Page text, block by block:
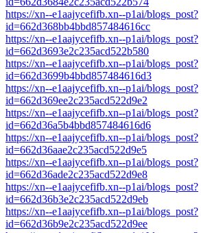
https://xn--e1aajycefifb.xn--p1ai/blogs_post?
id=662d368bb4bbd857484616cc
https://xn--e1aajycefifb.xn--p1ai/blogs_post?
id=662d3693e2c235acd522b580
https://xn--e1aajycefifb.xn--p1ai/blogs_post?
id=662d3699b4bbd857484616d3
https://xn--e1aajycefifb.xn--p1ai/blogs_post?
id=662d369ee2c235acd522d9e2
https://xn--e1aajycefifb.xn--p1ai/blogs_post?
id=662d36a5b4bbd857484616d6
https://xn--e1aajycefifb.xn--p1ai/blogs_post?
id=662d36aae2c235acd522d9e5
https://xn--e1aajycefifb.xn--p1ai/blogs_post?
id=662d36ade2c235acd522d9e8
https://xn--e1aajycefifb.xn--p1ai/blogs_post?
id=662d36b3e2c235acd522d9eb
https://xn--e1aajycefifb.xn--p1ai/blogs_post?
id=662d36b9e2c235acd522d9ee